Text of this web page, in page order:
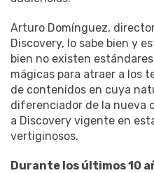
Arturo Domínguez,
Discovery, lo sabe bien y
bien no existen
mágicas para atraer a los
de contenidos en cuya
diferenciador de la nueva
a Discovery vigente en
vertiginosos.
Durante los últimos 10